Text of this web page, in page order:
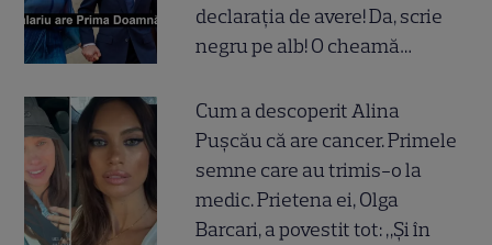
declarația de avere! Da, scrie
negru pe alb! O cheamă…
Cum a descoperit Alina
Pușcău că are cancer. Primele
semne care au trimis-o la
medic. Prietena ei, Olga
Barcari, a povestit tot: „Și în